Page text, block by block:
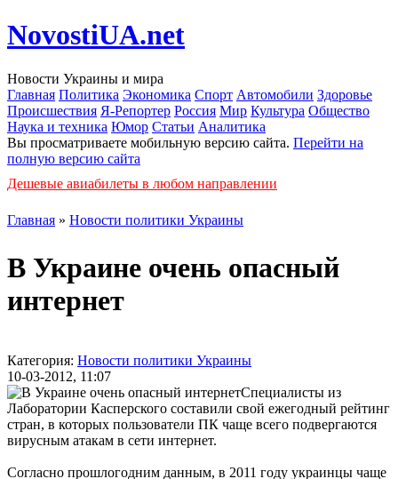
NovostiUA.net
Новости Украины и мира
Главная Политика Экономика Спорт Автомобили Здоровье
Происшествия Я-Репортер Россия Мир Культура Общество
Наука и техника Юмор Статьи Аналитика
Вы просматриваете мобильную версию сайта. Перейти на
полную версию сайта
Дешевые авиабилеты в любом направлении
Главная » Новости политики Украины
В Украине очень опасный
интернет
Категория: Новости политики Украины
10-03-2012, 11:07
Специалисты из
Лаборатории Касперского составили свой ежегодный рейтинг
стран, в которых пользователи ПК чаще всего подвергаются
вирусным атакам в сети интернет.
Согласно прошлогодним данным, в 2011 году украинцы чаще